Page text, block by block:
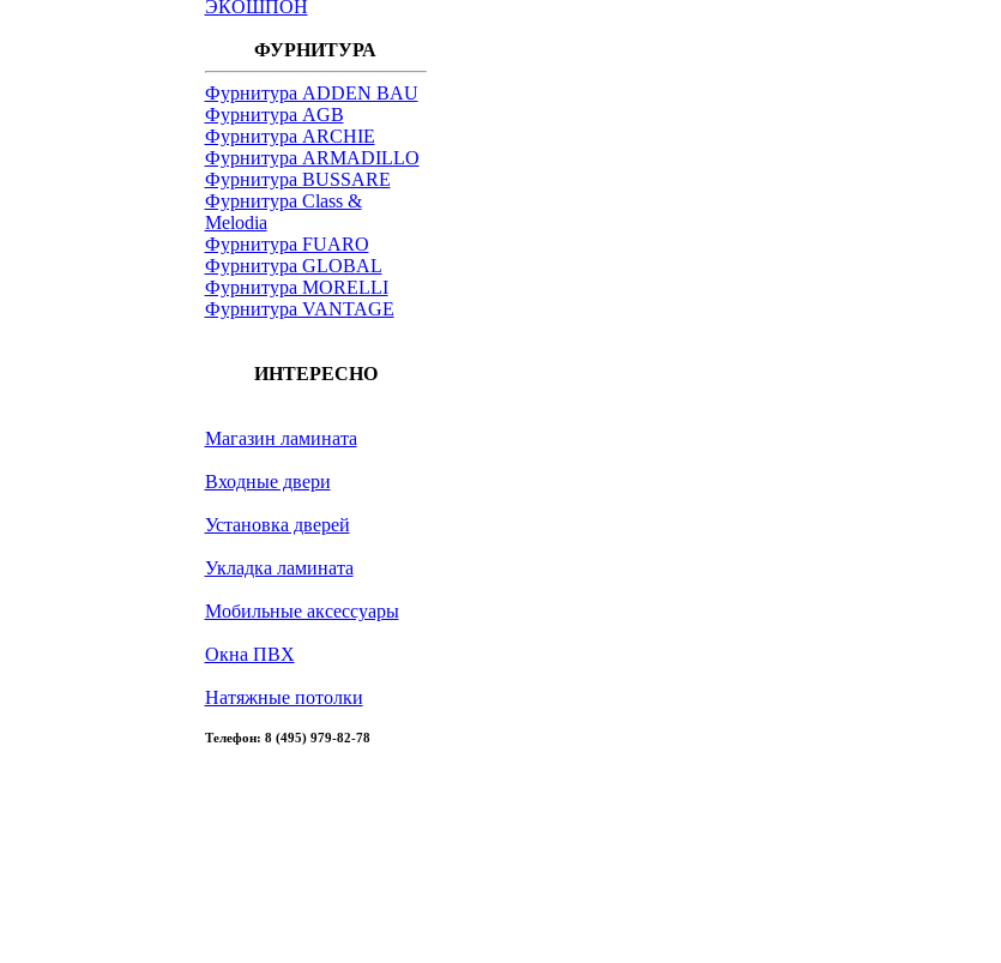
ЭКОШПОН
ФУРНИТУРА
Фурнитура ADDEN BAU
Фурнитура AGB
Фурнитура ARCHIE
Фурнитура ARMADILLO
Фурнитура BUSSARE
Фурнитура Class &
Melodia
Фурнитура FUARO
Фурнитура GLOBAL
Фурнитура MORELLI
Фурнитура VANTAGE
ИНТЕРЕСНО
Магазин ламината
Входные двери
Установка дверей
Укладка ламината
Мобильные аксессуары
Окна ПВХ
Натяжные потолки
Телефон: 8 (495) 979-82-78